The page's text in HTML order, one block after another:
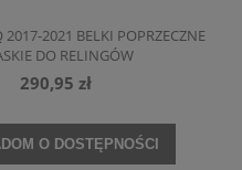
2017-2021 BELKI POPRZECZNE
DO RELINGÓW
290,95 zł
O DOSTĘPNOŚCI